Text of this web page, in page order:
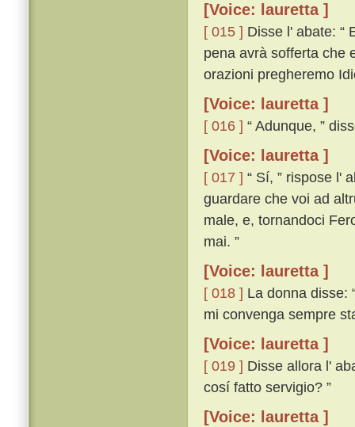
[Voice: lauretta ]
[ 015 ] Disse l' abate: “
pena avrà sofferta che
orazioni pregheremo
[Voice: lauretta ]
[ 016 ] “ Adunque, ”
[Voice: lauretta ]
[ 017 ] “ Sí, ” rispose l'
guardare che voi ad
male, e, tornandoci
mai. ”
[Voice: lauretta ]
[ 018 ] La donna disse:
mi convenga sempre
[Voice: lauretta ]
[ 019 ] Disse allora l'
cosí fatto servigio? ”
[Voice: lauretta ]